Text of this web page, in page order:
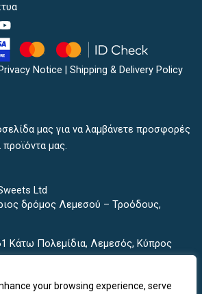
your browsing experience, serve
Y
o
u
t
u
Notice | Shipping & Delivery Policy
μας για να λαμβάνετε προσφορές
προϊόντα μας.
Ltd
δρόμος Λεμεσού – Τροόδους,
Κάτω Πολεμίδια, Λεμεσός, Κύπρος